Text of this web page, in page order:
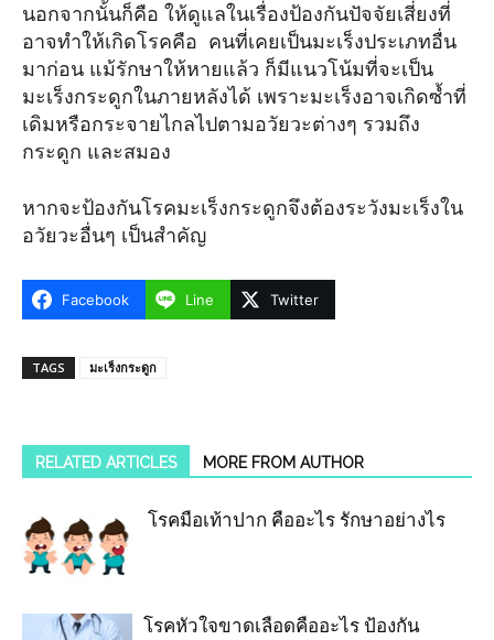
นอกจากนั้นก็คือ ให้ดูแลในเรื่องป้องกันปัจจัยเสี่ยงที่
อาจทำให้เกิดโรคคือ คนที่เคยเป็นมะเร็งประเภทอื่น
มาก่อน แม้รักษาให้หายแล้ว ก็มีแนวโน้มที่จะเป็น
มะเร็งกระดูกในภายหลังได้ เพราะมะเร็งอาจเกิดซ้ำที่
เดิมหรือกระจายไกลไปตามอวัยวะต่างๆ รวมถึง
กระดูก และสมอง
หากจะป้องกันโรคมะเร็งกระดูกจึงต้องระวังมะเร็งใน
อวัยวะอื่นๆ เป็นสำคัญ
Facebook Line Twitter
TAGS มะเร็งกระดูก
RELATED ARTICLES MORE FROM AUTHOR
โรคมือเท้าปาก คืออะไร รักษาอย่างไร
โรคหัวใจขาดเลือดคืออะไร ป้องกัน